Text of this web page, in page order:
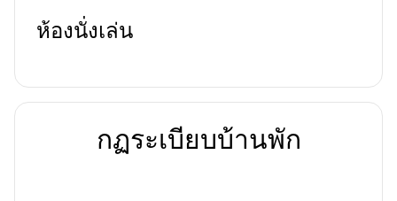
ห้องนั่งเล่น
กฏระเบียบบ้านพัก